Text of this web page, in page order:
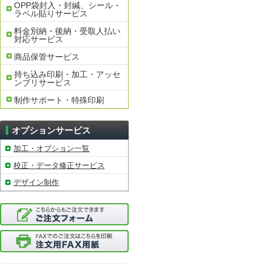
OPP袋封入・封緘、シール・
ラベル貼りサービス
料金別納・後納・受取人払い
対応サービス
商品保管サービス
持ち込み印刷・加工・アッセ
ンブリサービス
制作サポート・特殊印刷
オプションサービス
加工・オプション一覧
校正・データ修正サービス
デザイン制作